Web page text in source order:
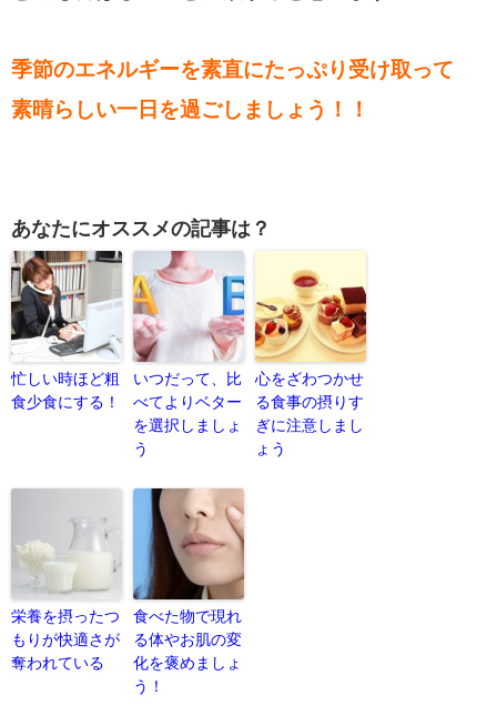
季節のエネルギーを素直にたっぷり受け取って
素晴らしい一日を過ごしましょう！！
あなたにオススメの記事は？
忙しい時ほど粗
食少食にする！
いつだって、比
べてよりベター
を選択しましょ
う
心をざわつかせ
る食事の摂りす
ぎに注意しまし
ょう
栄養を摂ったつ
もりが快適さが
奪われている
食べた物で現れ
る体やお肌の変
化を褒めましょ
う！